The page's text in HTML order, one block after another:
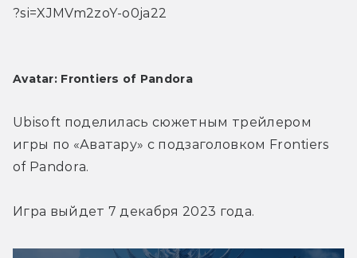
?si=XJMVm2zoY-o0ja22
Avatar: Frontiers of Pandora
Ubisoft поделилась сюжетным трейлером
игры по «Аватару» с подзаголовком Frontiers
of Pandora.
Игра выйдет 7 декабря 2023 года.